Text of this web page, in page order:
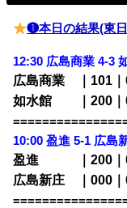
❶本日の結果(東
12:30 広島商業 4-3
広島商業 ｜101｜
如水館 ｜200｜
10:00 盈進 5-1 広島
盈進 ｜200｜
広島新庄 ｜000｜